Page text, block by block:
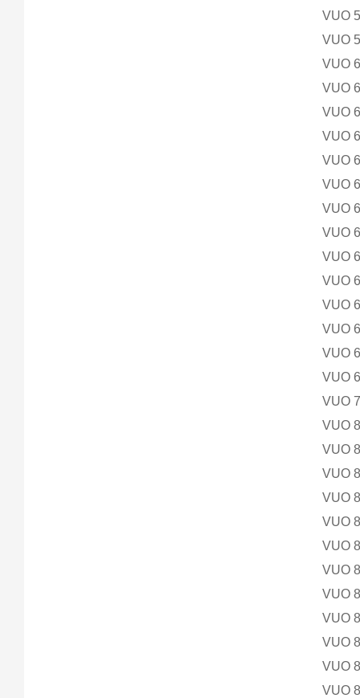
VUO
VUO
VUO
VUO
VUO
VUO
VUO
VUO
VUO
VUO
VUO
VUO
VUO
VUO
VUO
VUO
VUO
VUO
VUO
VUO
VUO
VUO
VUO
VUO
VUO
VUO
VUO
VUO
VUO